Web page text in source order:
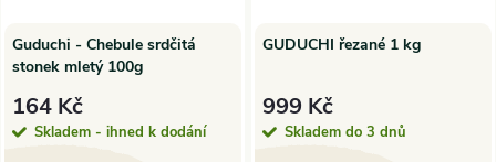
Guduchi - Chebule srdčitá
stonek mletý 100g
164 Kč
Skladem - ihned k dodání
GUDUCHI řezané 1 kg
999 Kč
Skladem do 3 dnů